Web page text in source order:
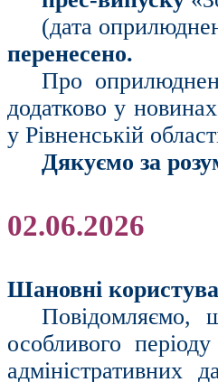
(дата
перенесено.
Про
додатково у
у Рівненській
Дякуємо за
02.06.2026
Шановні
Повідомляємо,
особливого